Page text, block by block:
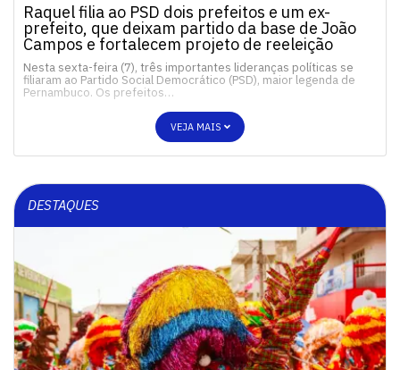
Raquel filia ao PSD dois prefeitos e um ex-
prefeito, que deixam partido da base de João
Campos e fortalecem projeto de reeleição
Nesta sexta-feira (7), três importantes lideranças políticas se
filiaram ao Partido Social Democrático (PSD), maior legenda de
Pernambuco. Os prefeitos…
VEJA MAIS
DESTAQUES